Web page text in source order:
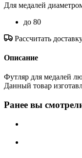
Для медалей
до 80
Рассчитать
Описание
Футляр для медалей
Данный товар
Ранее вы